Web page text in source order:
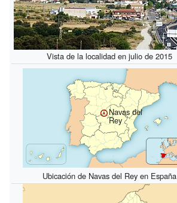
Vista de la localidad en julio de 2015
Navas del
Rey
Ubicación de Navas del Rey en España